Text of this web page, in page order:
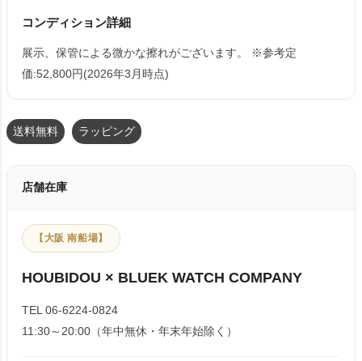
コンディション詳細
展示、保管による微かな擦れがございます。 ※参考定
価:52,800円(2026年3月時点)
送料無料 ラッピング
店舗在庫
【大阪 南船場】
HOUBIDOU × BLUEK WATCH COMPANY
TEL 06-6224-0824
11:30～20:00（年中無休・年末年始除く）